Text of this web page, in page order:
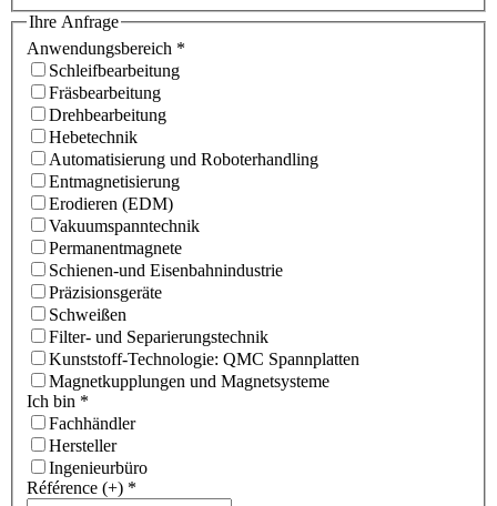
Ihre Anfrage
Anwendungsbereich *
Schleifbearbeitung
Fräsbearbeitung
Drehbearbeitung
Hebetechnik
Automatisierung und Roboterhandling
Entmagnetisierung
Erodieren (EDM)
Vakuumspanntechnik
Permanentmagnete
Schienen-und Eisenbahnindustrie
Präzisionsgeräte
Schweißen
Filter- und Separierungstechnik
Kunststoff-Technologie: QMC Spannplatten
Magnetkupplungen und Magnetsysteme
Ich bin *
Fachhändler
Hersteller
Ingenieurbüro
Référence (+) *